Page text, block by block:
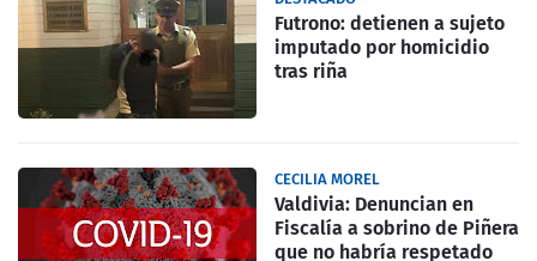
Futrono: detienen a sujeto
imputado por homicidio
tras riña
CECILIA MOREL
Valdivia: Denuncian en
Fiscalía a sobrino de Piñera
que no habría respetado